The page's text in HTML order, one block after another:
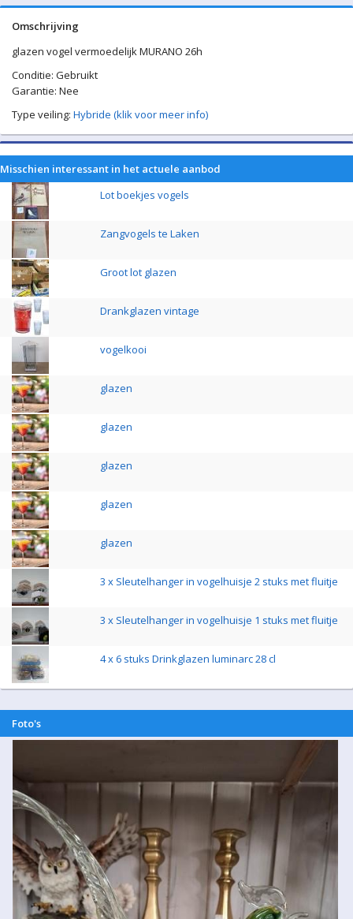
Omschrijving
glazen vogel vermoedelijk MURANO 26h
Conditie: Gebruikt
Garantie: Nee
Type veiling: Hybride (klik voor meer info)
Misschien interessant in het actuele aanbod
Lot boekjes vogels
Zangvogels te Laken
Groot lot glazen
Drankglazen vintage
vogelkooi
glazen
glazen
glazen
glazen
glazen
3 x Sleutelhanger in vogelhuisje 2 stuks met fluitje
3 x Sleutelhanger in vogelhuisje 1 stuks met fluitje
4 x 6 stuks Drinkglazen luminarc 28 cl
Foto's